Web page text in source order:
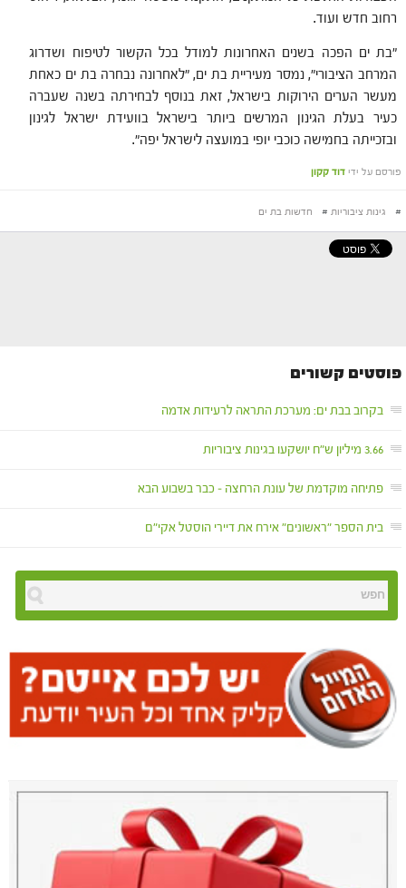
רחוב חדש ועוד.
"בת ים הפכה בשנים האחרונות למודל בכל הקשור לטיפוח ושדרוג
המרחב הציבורי", נמסר מעיריית בת ים, "לאחרונה נבחרה בת ים כאחת
מעשר הערים הירוקות בישראל, זאת בנוסף לבחירתה בשנה שעברה
כעיר בעלת הגינון המרשים ביותר בישראל בוועידת ישראל לגינון
ובזכייתה בחמישה כוכבי יופי במועצה לישראל יפה".
פורסם על ידי דוד קקון
# גינות ציבוריות # חדשות בת ים
פוסטים קשורים
בקרוב בבת ים: מערכת התראה לרעידות אדמה
3.66 מיליון ש"ח יושקעו בגינות ציבוריות
פתיחה מוקדמת של עונת הרחצה – כבר בשבוע הבא
בית הספר "ראשונים" אירח את דיירי הוסטל אקי"ם